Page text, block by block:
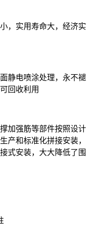
实用寿命大，经济实
电喷涂处理，永不褪
回收利用
强筋等部件按照设计
产和标准化拼接安装，
式安装，大大降低了围